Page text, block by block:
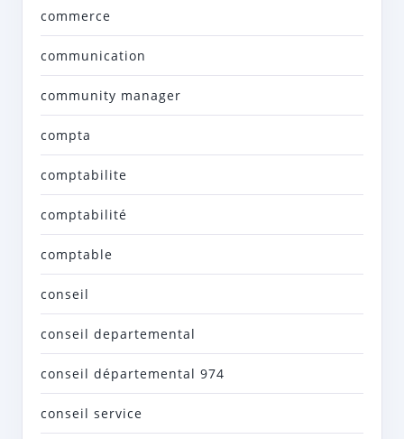
commerce
communication
community manager
compta
comptabilite
comptabilité
comptable
conseil
conseil departemental
conseil départemental 974
conseil service